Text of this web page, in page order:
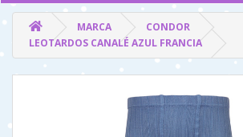
MARCA
CONDOR
LEOTARDOS CANALÉ AZUL FRANCIA